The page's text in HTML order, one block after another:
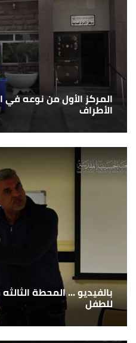
المركز الأول من نوعه في
الأطراف
بالفيديو ... المحطة
للطفل